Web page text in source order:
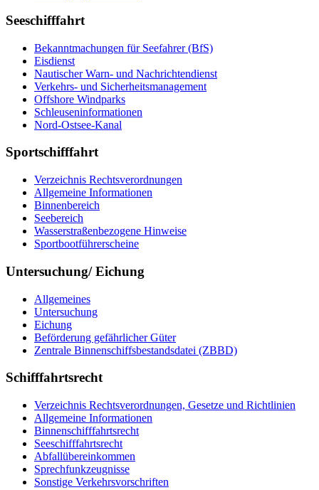
Seeschifffahrt
Be­kannt­ma­chun­gen für See­fah­rer (BfS)
Eis­dienst
Nau­ti­scher Warn-​ und Nach­rich­ten­dienst
Ver­kehrs-​ und Si­cher­heits­ma­na­ge­ment
Offs­ho­re Wind­parks
Schleu­sen­in­for­ma­tio­nen
Nord-​Ost­see-​Ka­nal
Sportschifffahrt
Ver­zeich­nis Rechts­ver­ord­nun­gen
All­ge­mei­ne In­for­ma­tio­nen
Bin­nen­be­reich
See­be­reich
Was­ser­stra­ßen­be­zo­ge­ne Hin­wei­se
Sport­boot­füh­rer­schei­ne
Untersuchung/ Eichung
All­ge­mei­nes
Un­ter­su­chung
Ei­chung
Be­för­de­rung ge­fähr­li­cher Gü­ter
Zen­tra­le Bin­nen­schiffs­be­stands­da­tei (ZBBD)
Schifffahrtsrecht
Ver­zeich­nis Rechts­ver­ord­nun­gen, Ge­set­ze und Richt­li­ni­en
All­ge­mei­ne In­for­ma­tio­nen
Bin­nen­schiff­fahrts­recht
See­schiff­fahrts­recht
Ab­fall­über­ein­kom­men
Sprech­funk­zeug­nis­se
Sons­ti­ge Ver­kehrs­vor­schrif­ten